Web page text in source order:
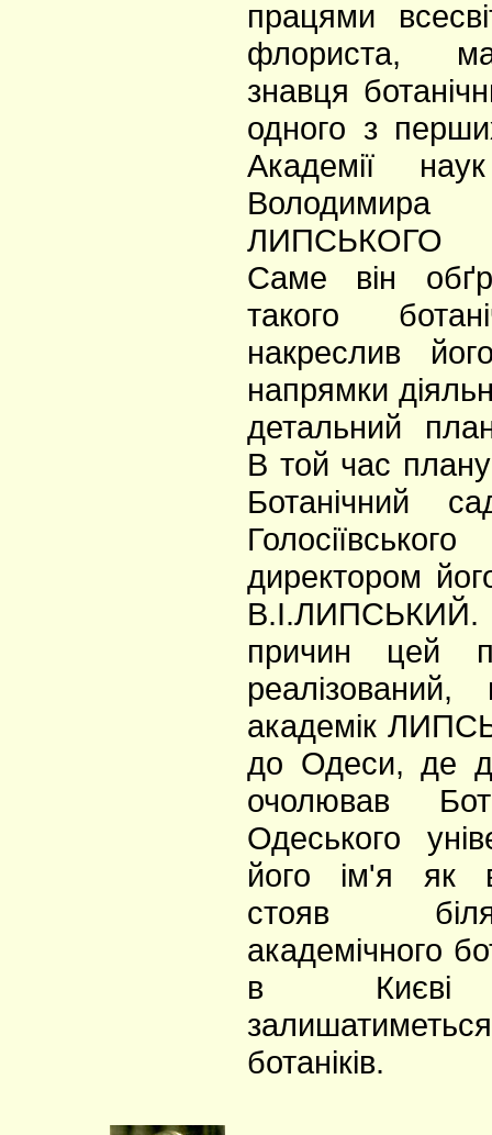
працями
флориста,
знавця
одного з
Академії
Володимира
ЛИПСЬКОГО
Саме він
такого
накреслив
напрямки
детальний
В той час
Ботанічний
директором
причин цей
академік
до Одеси, де
очолював
Одеського
його ім'я як
стояв
академічного
в Києві
ботаніків.